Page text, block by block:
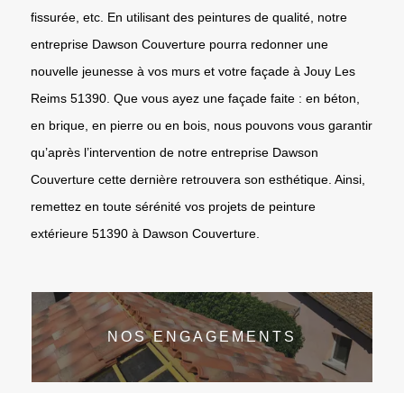
fissurée, etc. En utilisant des peintures de qualité, notre
entreprise Dawson Couverture pourra redonner une
nouvelle jeunesse à vos murs et votre façade à Jouy Les
Reims 51390. Que vous ayez une façade faite : en béton,
en brique, en pierre ou en bois, nous pouvons vous garantir
qu’après l’intervention de notre entreprise Dawson
Couverture cette dernière retrouvera son esthétique. Ainsi,
remettez en toute sérénité vos projets de peinture
extérieure 51390 à Dawson Couverture.
NOS ENGAGEMENTS